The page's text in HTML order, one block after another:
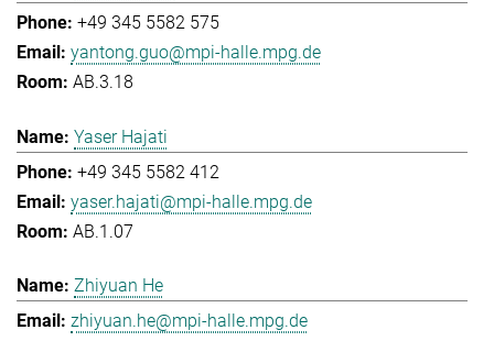
+49 345 5582 575
yantong.guo@mpi-halle.mpg.de
AB.3.18
Yaser Hajati
+49 345 5582 412
yaser.hajati@mpi-halle.mpg.de
AB.1.07
Zhiyuan He
zhiyuan.he@mpi-halle.mpg.de